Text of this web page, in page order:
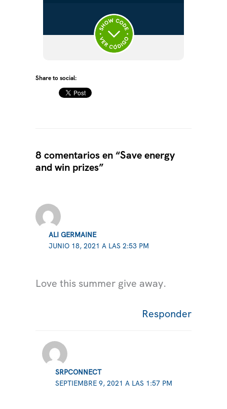
Share to social:
8 comentarios en “Save energy
and win prizes”
ALI GERMAINE
JUNIO 18, 2021 A LAS 2:53 PM
Love this summer give away.
Responder
SRPCONNECT
SEPTIEMBRE 9, 2021 A LAS 1:57 PM